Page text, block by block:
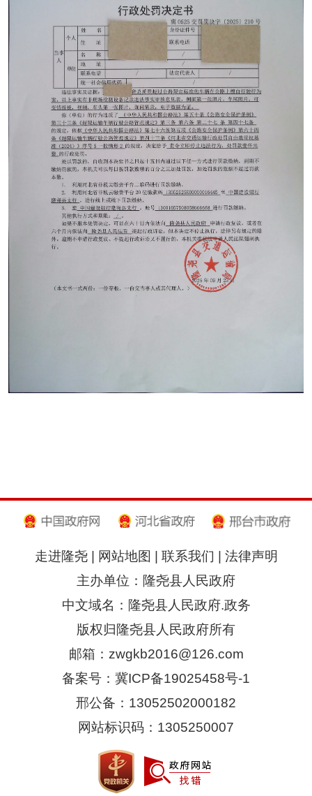
走进隆尧| 网站地图 | 联系我们 | 法律声明
主办单位：隆尧县人民政府
中文域名：隆尧县人民政府.政务
版权归隆尧县人民政府所有
邮箱：zwgkb2016@126.com
备案号：冀ICP备19025458号-1
邢公备：13052502000182
网站标识码：1305250007